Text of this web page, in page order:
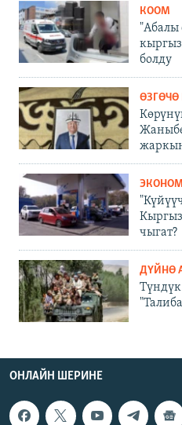
КООМ
"Абалы
болду
чыгат?
ДҮЙНӨ
Түндүк
ОНЛАЙН ШЕРИНЕ